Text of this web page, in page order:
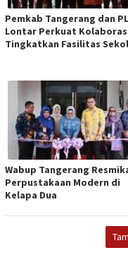
Pemkab Tangerang dan
Lontar Perkuat
Tingkatkan Fasilitas
Wabup Tangerang
Perpustakaan Modern di
Kelapa Dua